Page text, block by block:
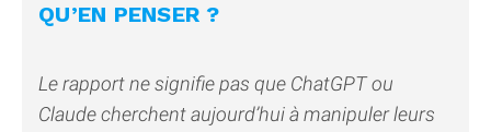
QU’EN PENSER ?
Le rapport ne signifie pas que ChatGPT ou
Claude cherchent aujourd’hui à manipuler leurs